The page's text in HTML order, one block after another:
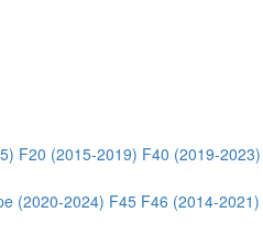
F20 (2015-2019) F40 (2019-2023)
(2020-2024) F45 F46 (2014-2021)